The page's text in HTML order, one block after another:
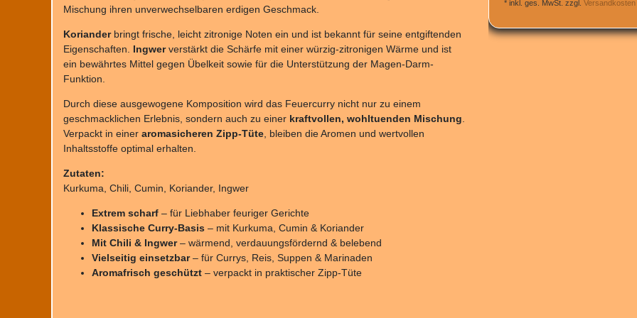
Mischung ihren unverwechselbaren erdigen Geschmack.
Korianderbringt frische, leicht zitronige Noten ein und ist bekannt für seine entgiftenden
Eigenschaften. Ingwerverstärkt die Schärfe mit einer würzig-zitronigen Wärme und ist
ein bewährtes Mittel gegen Übelkeit sowie für die Unterstützung der Magen-Darm-
Funktion.
Durch diese ausgewogene Komposition wird das Feuercurry nicht nur zu einem
geschmacklichen Erlebnis, sondern auch zu einer kraftvollen, wohltuenden Mischung
Verpackt in einer aromasicheren Zipp-Tüte , bleiben die Aromen und wertvollen
Inhaltsstoffe optimal erhalten.
Zutaten:
Kurkuma, Chili, Cumin, Koriander, Ingwer
Extrem scharf – für Liebhaber feuriger Gerichte
Klassische Curry-Basis – mit Kurkuma, Cumin & Koriander
Mit Chili & Ingwer– wärmend, verdauungsfördernd & belebend
Vielseitig einsetzbar– für Currys, Reis, Suppen & Marinaden
Aromafrisch geschützt – verpackt in praktischer Zipp-Tüte
* inkl. ges. MwSt. zzgl. Versandkosten